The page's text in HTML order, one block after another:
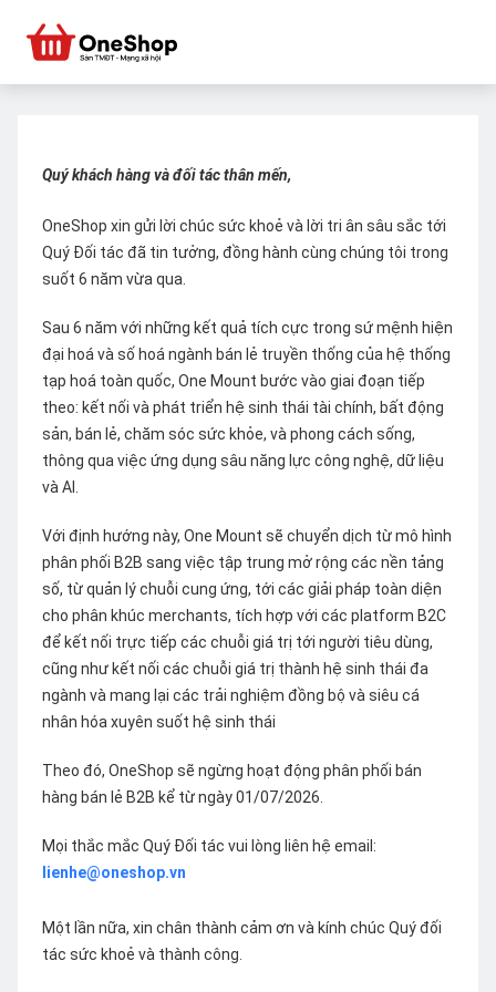
Quý khách hàng và đối tác thân mến,
OneShop xin gửi lời chúc sức khoẻ và lời tri ân sâu sắc tới
Quý Đối tác đã tin tưởng, đồng hành cùng chúng tôi trong
suốt 6 năm vừa qua.
Sau 6 năm với những kết quả tích cực trong sứ mệnh hiện
đại hoá và số hoá ngành bán lẻ truyền thống của hệ thống
tạp hoá toàn quốc, One Mount bước vào giai đoạn tiếp
theo: kết nối và phát triển hệ sinh thái tài chính, bất động
sản, bán lẻ, chăm sóc sức khỏe, và phong cách sống,
thông qua việc ứng dụng sâu năng lực công nghệ, dữ liệu
và AI.
Với định hướng này, One Mount sẽ chuyển dịch từ mô hình
phân phối B2B sang việc tập trung mở rộng các nền tảng
số, từ quản lý chuỗi cung ứng, tới các giải pháp toàn diện
cho phân khúc merchants, tích hợp với các platform B2C
để kết nối trực tiếp các chuỗi giá trị tới người tiêu dùng,
cũng như kết nối các chuỗi giá trị thành hệ sinh thái đa
ngành và mang lại các trải nghiệm đồng bộ và siêu cá
nhân hóa xuyên suốt hệ sinh thái
Theo đó, OneShop sẽ ngừng hoạt động phân phối bán
hàng bán lẻ B2B kể từ ngày 01/07/2026.
Mọi thắc mắc Quý Đối tác vui lòng liên hệ email:
lienhe@oneshop.vn
Một lần nữa, xin chân thành cảm ơn và kính chúc Quý đối
tác sức khoẻ và thành công.